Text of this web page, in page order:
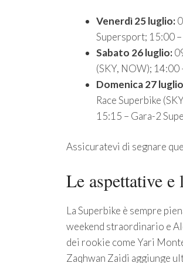
Venerdì 25 luglio:
Supersport; 15:00
Sabato 26 luglio:
(SKY, NOW); 14:00
Domenica 27
Race Superbike
15:15 – Gara-2
Assicuratevi di segnare
Le aspettative e
La Superbike è sempre
weekend straordinario e
dei rookie come Yari
Zaqhwan Zaidi aggiunge